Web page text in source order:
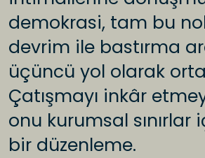
demokrasi, tam bu
devrim ile bastırma
üçüncü yol olarak
Çatışmayı inkâr
onu kurumsal sınırlar
bir düzenleme.